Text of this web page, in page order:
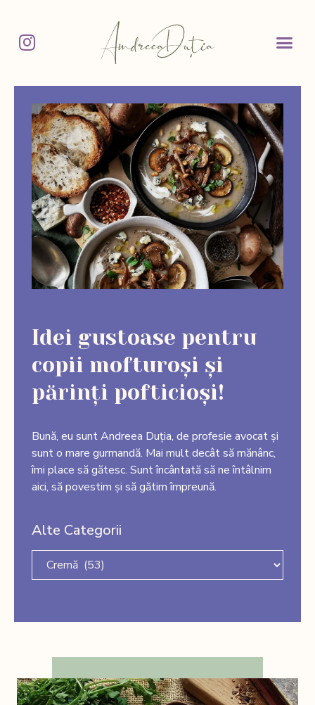
Idei gustoase pentru
copii mofturoși și
părinți pofticioși!
Bună, eu sunt Andreea Duția, de profesie avocat și
sunt o mare gurmandă. Mai mult decât să mănânc,
îmi place să gătesc. Sunt încântată să ne întâlnim
aici, să povestim și să gătim împreună.
Alte Categorii